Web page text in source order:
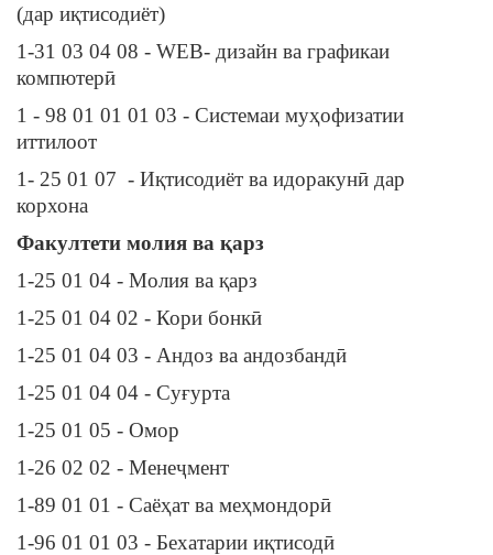
(дар иқтисодиёт)
1-31 03 04 08 - WEB- дизайн ва графикаи
компютерӣ
1 - 98 01 01 01 03 - Системаи муҳофизатии
иттилоот
1- 25 01 07 - Иқтисодиёт ва идоракунӣ дар
корхона
Факултети молия ва қарз
1-25 01 04 - Молия ва қарз
1-25 01 04 02 - Кори бонкӣ
1-25 01 04 03 - Андоз ва андозбандӣ
1-25 01 04 04 - Суғурта
1-25 01 05 - Омор
1-26 02 02 - Менеҷмент
1-89 01 01 - Саёҳат ва меҳмондорӣ
1-96 01 01 03 - Бехатарии иқтисодӣ